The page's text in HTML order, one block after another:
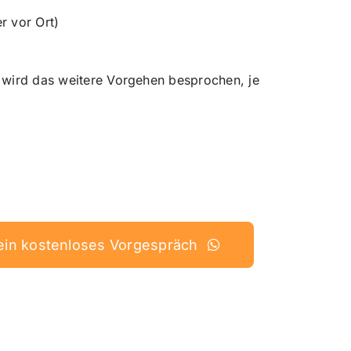
vor Ort)
das weitere Vorgehen besprochen, je
kostenloses Vorgespräch